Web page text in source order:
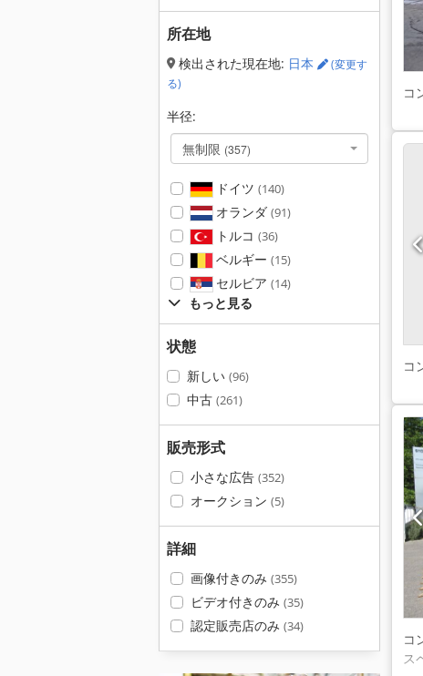
所在地
検出された現在地: 日本
(変更す
る)
半径:
無制限 (357)
ドイツ (140)
オランダ (91)
トルコ (36)
ベルギー (15)
セルビア (14)
もっと見る
状態
新しい (96)
中古 (261)
販売形式
小さな広告 (352)
オークション (5)
詳細
画像付きのみ (355)
ビデオ付きのみ (35)
認定販売店のみ (34)
コ
コ
コ
ス